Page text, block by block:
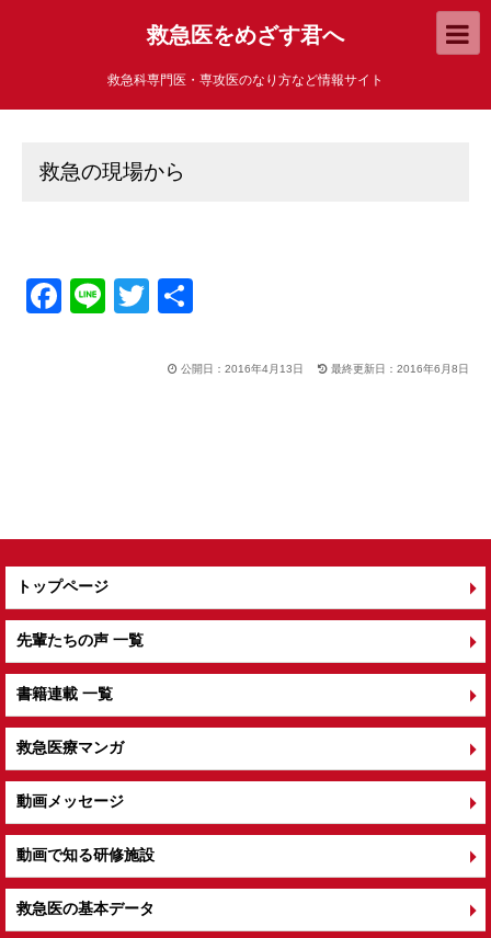
救急医をめざす君へ
救急科専門医・専攻医のなり方など情報サイト
救急の現場から
F
k
Li
T
tt
公開日：2016年4月13日 最終更新日：2016年6月8日
トップページ
先輩たちの声 一覧
書籍連載 一覧
救急医療マンガ
動画メッセージ
動画で知る研修施設
救急医の基本データ